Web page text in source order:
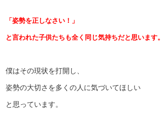
「姿勢を正しなさい！」
と言われた子供たちも全く同じ気持ちだと思います。
僕はその現状を打開し、
姿勢の大切さを多くの人に気づいてほしい
と思っています。